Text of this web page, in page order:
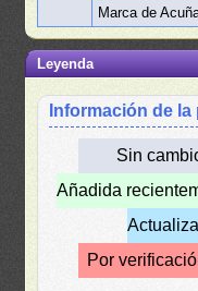
Marca de
Leyenda
Información de la
Sin
Añadida
Por